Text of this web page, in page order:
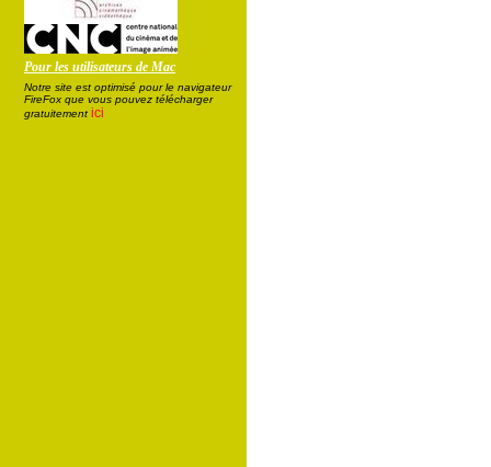
Pour les utilisateurs de Mac
Notre site est optimisé pour le navigateur
FireFox que vous pouvez télécharger
gratuitement ici